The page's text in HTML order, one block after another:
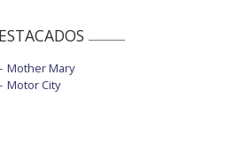
Mother Mary
Motor City